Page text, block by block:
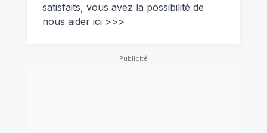
satisfaits, vous avez la possibilité de
nous aider ici >>>